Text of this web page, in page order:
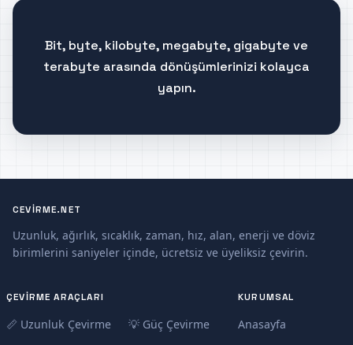
Bit, byte, kilobyte, megabyte, gigabyte ve
terabyte arasında dönüşümlerinizi kolayca
yapın.
CEVIRME.NET
Uzunluk, ağırlık, sıcaklık, zaman, hız, alan, enerji ve döviz
birimlerini saniyeler içinde, ücretsiz ve üyeliksiz çevirin.
ÇEVIRME ARAÇLARI
📏 Uzunluk Çevirme
💡 Güç Çevirme
KURUMSAL
Anasayfa